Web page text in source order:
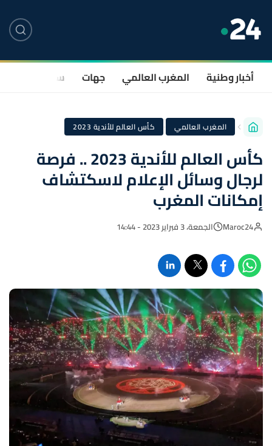
أخبار وطنية المغرب العالمي جهات سياسة
المغرب العالمي · كأس العالم للأندية 2023
كأس العالم للأندية 2023 .. فرصة
لرجال وسائل الإعلام لاسكتشاف
إمكانات المغرب
Maroc24 الجمعة، 3 فبراير 2023 - 14:44